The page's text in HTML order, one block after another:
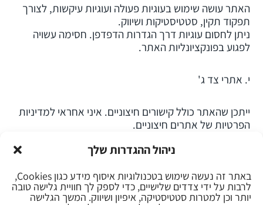
ניהול ההגדרות שלך
באתר זה נעשה שימוש בטכנולוגיות איסוף מידע כגון Cookies,
לרבות על ידי צדדים שלישיים, כדי לספק לך חוויית גלישה טובה
יותר וכן למטרות סטטיסטיקה, איפיון ושיווק. המשך הגלישה
האתר עושה שימוש בעוגיות פעולה ועוגיות עיקשות, לצורך
תפקוד תקין, סטטיסטיקות ושיווק.
ניתן לחסום עוגיות דרך הגדרות הדפדפן. חסימה עשויה
לפגוע בפונקציונליות האתר.
י. אתרי צד ג'
ייתכן שהאתר כולל קישורים חיצוניים. איני אחראי למדיניות
הפרטיות של אתרים חיצוניים.
המסמך עודכן לאחרונה באוגוסט 2025.